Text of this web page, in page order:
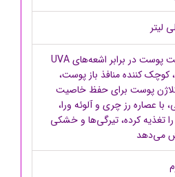
محافظت پوست در برابر اشعه‌های UVA
و UVB، کوچک کننده منافذ باز پوست،
پوست برای حفظ خاصیت
با عصاره رز چری و آلوئه ورا،
تغذیه کرده، تیرگی‌ها و خشکی
می‌دهد